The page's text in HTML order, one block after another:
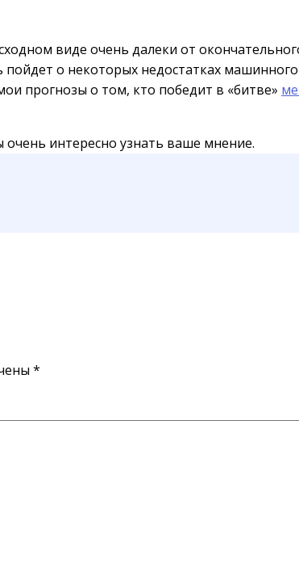
виде очень далеки от
о некоторых недостатках
прогнозы о том, кто победит в «битве»
интересно узнать ваше мнение.
*